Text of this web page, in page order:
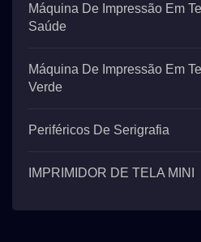
Máquina De Impressão Em
Saúde
Máquina De Impressão Em
Verde
Periféricos De Serigrafia
IMPRIMIDOR DE TELA MINI